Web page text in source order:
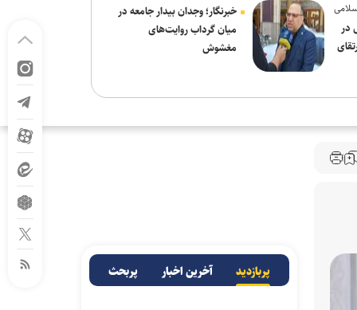
در
خبرنگار؛ وجدان بیدار جامعه در
میان گرداب روایت‌های
مغشوش
پربازدید آخرین اخبار پربحث